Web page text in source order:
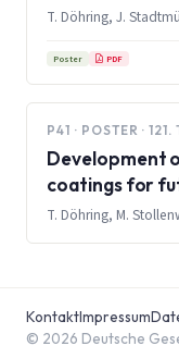
mirrors
Poster PDF
P41 · POSTER ·
Development
coatings for
© 2026 Deutsche
KontaktImpressum